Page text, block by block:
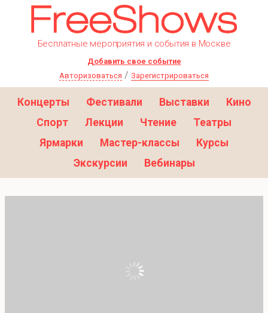
Бесплатные мероприятия и события в Москве
Добавить свое событие
Авторизоваться / Зарегистрироваться
Концерты Фестивали Выставки
Кино
Спорт
Лекции Чтение
Театры
Ярмарки
Мастер-классы
Курсы
Экскурсии
Вебинары